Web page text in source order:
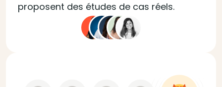
proposent des études de cas réels.